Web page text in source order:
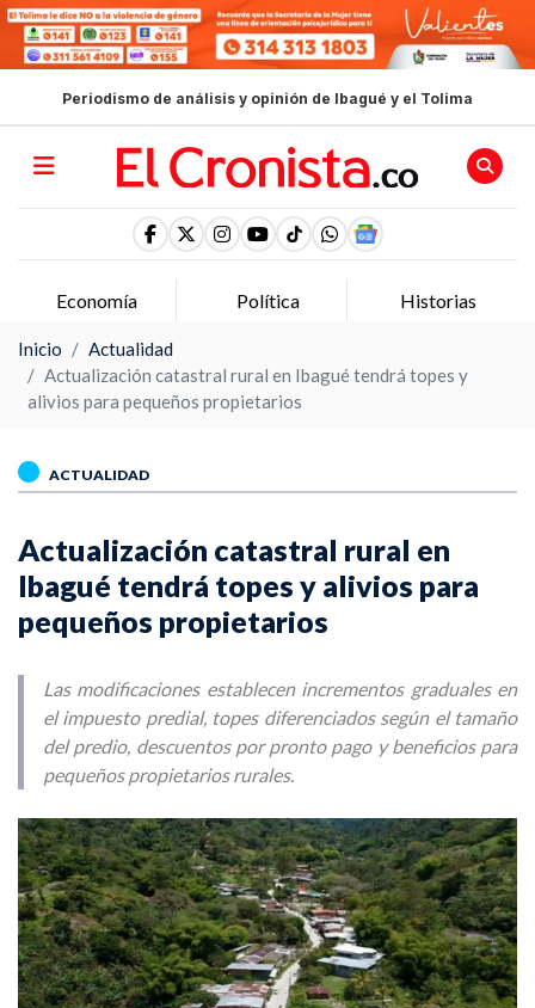
Periodismo de análisis y opinión de Ibagué y el Tolima
Economía Política Historias
Inicio
Actualidad
Actualización catastral rural en Ibagué tendrá topes y
alivios para pequeños propietarios
ACTUALIDAD
Actualización catastral rural en
Ibagué tendrá topes y alivios para
pequeños propietarios
Las modificaciones establecen incrementos graduales en
el impuesto predial, topes diferenciados según el tamaño
del predio, descuentos por pronto pago y beneficios para
pequeños propietarios rurales.